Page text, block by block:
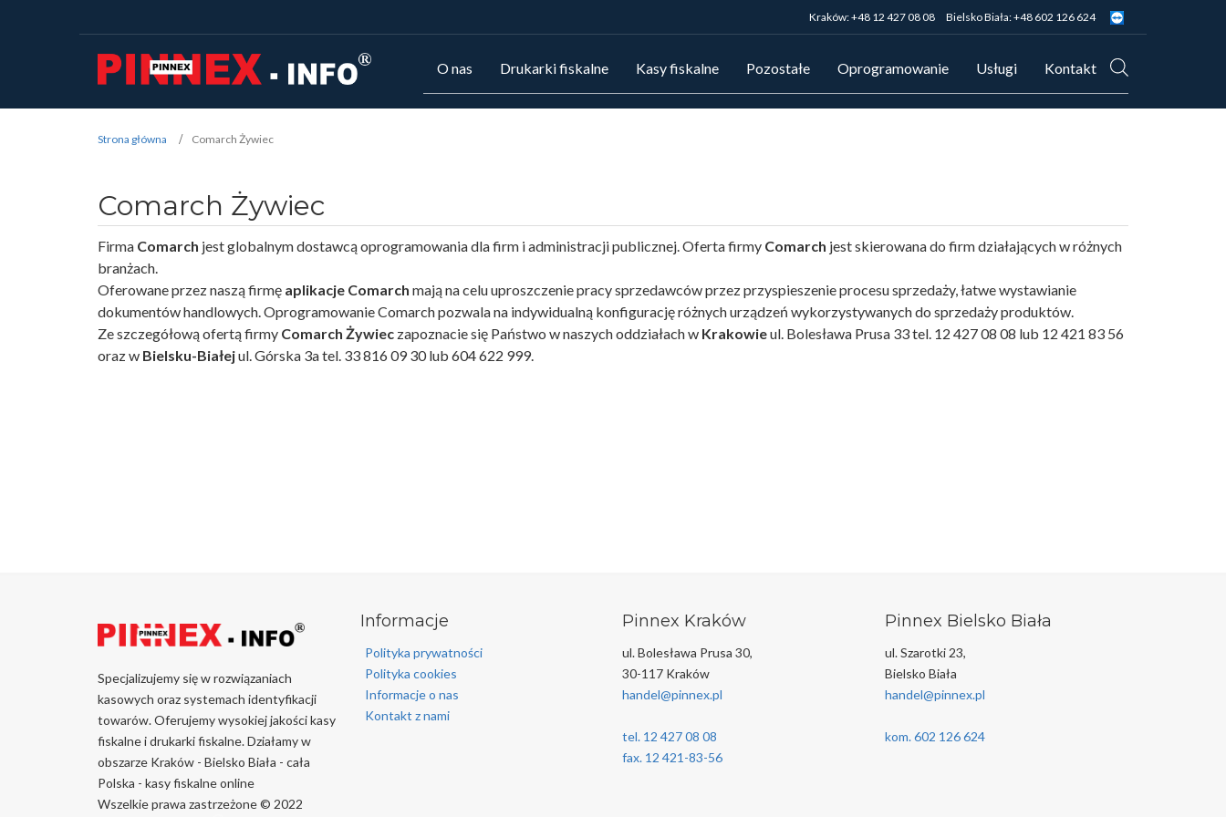
Bielsko Biała: +48 602 126 624
Kraków: +48 12 427 08 08
O nas Drukarki fiskalne Kasy fiskalne Pozostałe Oprogramowanie Usługi Kontakt
Strona główna Comarch Żywiec
Comarch Żywiec
Firma Comarch jest globalnym dostawcą oprogramowania dla firm i administracji publicznej. Oferta firmy Comarch jest skierowana do firm działających w różnych
branżach.
Oferowane przez naszą firmę aplikacje Comarch mają na celu uproszczenie pracy sprzedawców przez przyspieszenie procesu sprzedaży, łatwe wystawianie
dokumentów handlowych. Oprogramowanie Comarch pozwala na indywidualną konfigurację różnych urządzeń wykorzystywanych do sprzedaży produktów.
Ze szczegółową ofertą firmy Comarch Żywiec zapoznacie się Państwo w naszych oddziałach w Krakowieul. Bolesława Prusa 33 tel. 12 427 08 08 lub 12 421 83 56
oraz w Bielsku-Białejul. Górska 3a tel. 33 816 09 30 lub 604 622 999.
Specjalizujemy się w rozwiązaniach
kasowych oraz systemach identyfikacji
towarów. Oferujemy wysokiej jakości kasy
fiskalne i drukarki fiskalne. Działamy w
obszarze Kraków - Bielsko Biała - cała
Polska - kasy fiskalne online
Wszelkie prawa zastrzeżone © 2022
Informacje
Polityka prywatności
Polityka cookies
Informacje o nas
Kontakt z nami
Pinnex Kraków
ul. Bolesława Prusa 30,
30-117 Kraków
handel@pinnex.pl
tel. 12 427 08 08
fax. 12 421-83-56
Pinnex Bielsko Biała
ul. Szarotki 23,
Bielsko Biała
handel@pinnex.pl
kom. 602 126 624